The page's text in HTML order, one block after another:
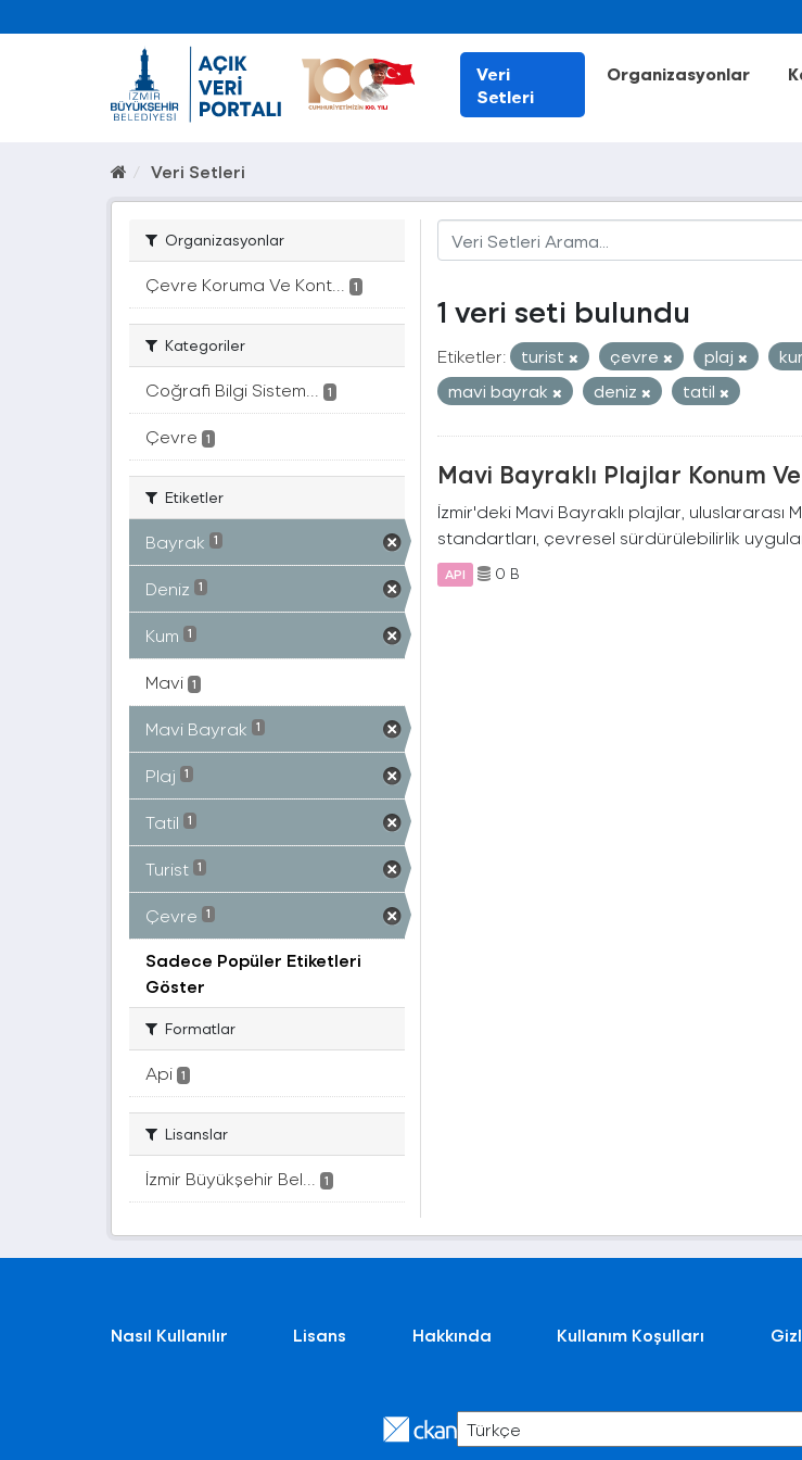
Veri
Setleri
Organizasyonlar
Veri Setleri
Organizasyonlar
Çevre Koruma Ve Kont... 1
Kategoriler
Coğrafi Bilgi Sistem... 1
Çevre 1
Etiketler
Bayrak 1
Deniz 1
Kum 1
Mavi 1
Mavi Bayrak 1
Plaj 1
Tatil 1
Turist 1
Çevre 1
Sadece Popüler Etiketleri
Göster
Formatlar
Api 1
Lisanslar
İzmir Büyükşehir Bel... 1
1 veri seti bulundu
Etiketler: turist çevre plaj
mavi bayrak
deniz tatil
Mavi Bayraklı Plajlar Konum
İzmir'deki Mavi Bayraklı plajlar, uluslararası
standartları, çevresel sürdürülebilirlik
API 0 B
Nasıl Kullanılır Lisans Hakkında Kullanım Koşulları